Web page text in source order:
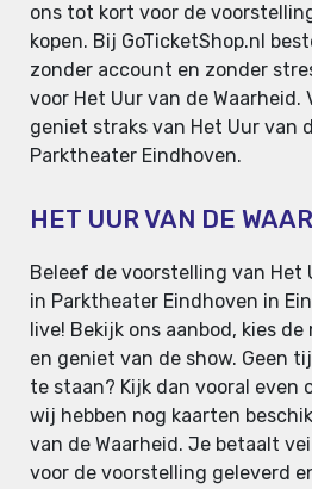
ons tot kort voor de
kopen. Bij GoTicketShop.nl
zonder account en zonder
voor Het Uur van de Waarheid.
geniet straks van Het Uur van
Parktheater Eindhoven.
HET UUR VAN DE
Beleef de voorstelling van Het
in Parktheater Eindhoven in
live! Bekijk ons aanbod, kies
en geniet van de show. Geen
te staan? Kijk dan vooral even
wij hebben nog kaarten
van de Waarheid. Je betaalt
voor de voorstelling geleverd